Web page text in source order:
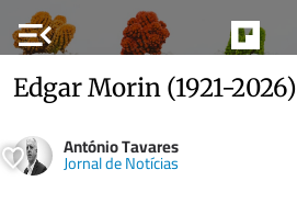
menu_open
Edgar Morin (1921-2026)
António Tavares
Jornal de Notícias